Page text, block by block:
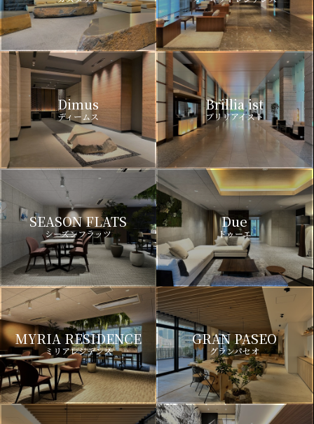
Dimus
ディームス
Brillia ist
ブリリアイスト
SEASON FLATS
シーズンフラッツ
Due
ドゥーエ
MYRIA RESIDENCE
ミリアレジデンス
GRAN PASEO
グランパセオ